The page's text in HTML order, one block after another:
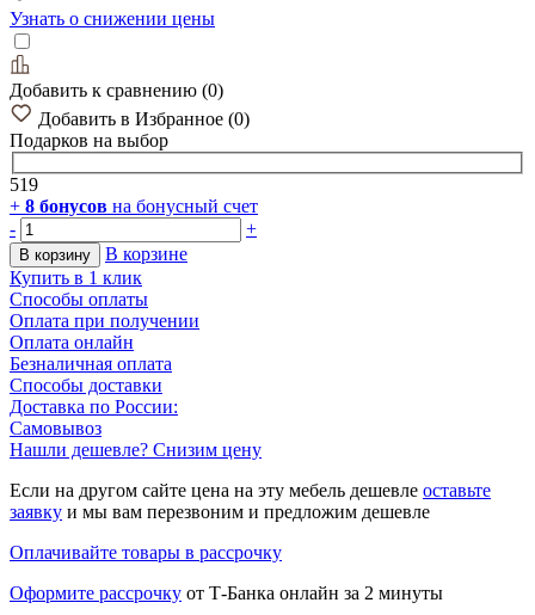
Узнать о снижении цены
Добавить к сравнению (0)
Добавить в Избранное (0)
Подарков на выбор
519
+ 8 бонусов на бонусный счет
-
+
В корзину
В корзине
Купить в 1 клик
Способы оплаты
Оплата при получении
Оплата онлайн
Безналичная оплата
Способы доставки
Доставка по России:
Самовывоз
Нашли дешевле? Снизим цену
Если на другом сайте цена на эту мебель дешевле оставьте
заявку и мы вам перезвоним и предложим дешевле
Оплачивайте товары в рассрочку
Оформите рассрочку от Т-Банка онлайн за 2 минуты